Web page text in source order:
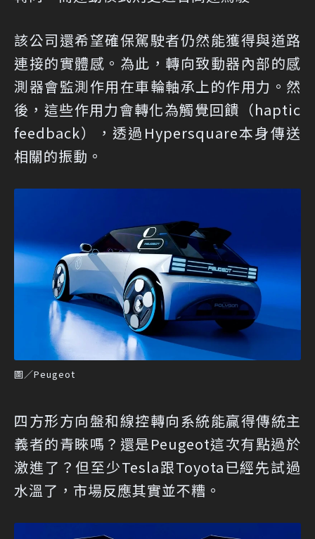
該公司還希望確保駕駛者仍然能獲得與道路
連接的實體感。為此，轉向致動器內部的感
測器會監測作用在車輪軸承上的作用力。然
後，這些作用力會轉化為觸覺回饋（haptic
feedback），透過Hypersquare本身傳送
相關的振動。
圖／Peugeot
四方形方向盤和線控轉向系統能贏得傳統主
義者的青睞嗎？還是Peugeot這次有點過於
激進了？但至少Tesla跟Toyota已經先試過
水溫了，市場反應其實並不糟。